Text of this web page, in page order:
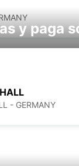
- GERMANY
y paga